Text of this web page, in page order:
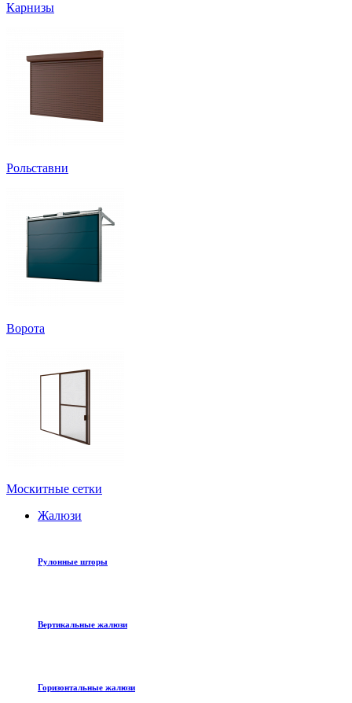
Карнизы
Рольставни
Ворота
Москитные сетки
Жалюзи
Рулонные шторы
Вертикальные жалюзи
Горизонтальные жалюзи